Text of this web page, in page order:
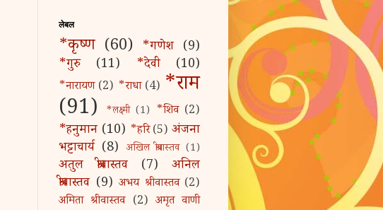
लेबल
*कृष्ण (60) *गणेश (9)
*गुरु
(11) *देवी (10)
*नारायण (2) *राधा (4) *राम
(91) *लक्ष्मी (1) *शिव (2)
*हनुमान (10) *हरि (5) अंजना
भट्टाचार्य (8) अखिल श्रीवास्तव (1)
अतुल श्रीवास्तव (7)
अनिल
श्रीवास्तव (9) अभय श्रीवास्तव (2)
अमिता श्रीवास्तव (2) अमृत वाणी